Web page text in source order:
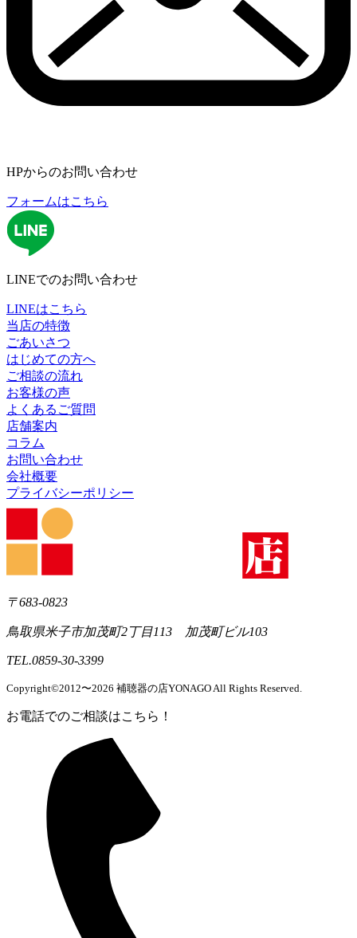
HPからのお問い合わせ
フォームはこちら
LINEでのお問い合わせ
LINEはこちら
当店の特徴
ごあいさつ
はじめての方へ
ご相談の流れ
お客様の声
よくあるご質問
店舗案内
コラム
お問い合わせ
会社概要
プライバシーポリシー
〒683-0823
鳥取県米子市加茂町2丁目113 加茂町ビル103
TEL.0859-30-3399
Copyright©2012〜2026 補聴器の店YONAGO All Rights Reserved.
お電話でのご相談はこちら！